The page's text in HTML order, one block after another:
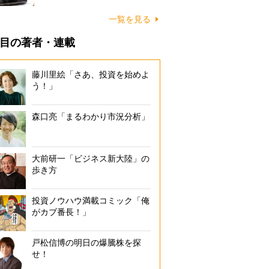
一覧を見る
の著者・連載
藤川里絵「さあ、投資を始めよ
う！」
森口亮「まるわかり市況分析」
大前研一「ビジネス新大陸」の
歩き方
投資ノウハウ満載コミック「俺
がカブ番長！」
戸松信博の明日の爆騰株を探
せ！